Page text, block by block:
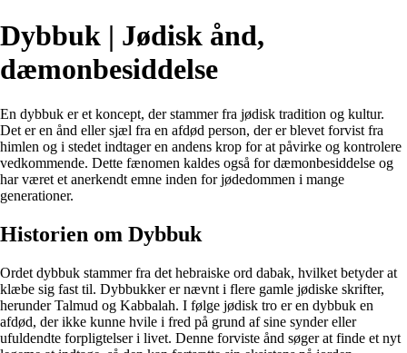
Dybbuk | Jødisk ånd,
dæmonbesiddelse
En dybbuk er et koncept, der stammer fra jødisk tradition og kultur.
Det er en ånd eller sjæl fra en afdød person, der er blevet forvist fra
himlen og i stedet indtager en andens krop for at påvirke og kontrolere
vedkommende. Dette fænomen kaldes også for dæmonbesiddelse og
har været et anerkendt emne inden for jødedommen i mange
generationer.
Historien om Dybbuk
Ordet dybbuk stammer fra det hebraiske ord dabak, hvilket betyder at
klæbe sig fast til. Dybbukker er nævnt i flere gamle jødiske skrifter,
herunder Talmud og Kabbalah. I følge jødisk tro er en dybbuk en
afdød, der ikke kunne hvile i fred på grund af sine synder eller
ufuldendte forpligtelser i livet. Denne forviste ånd søger at finde et nyt